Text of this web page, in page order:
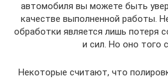
автомобиля вы можете быть
качестве выполненной работы.
обработки является лишь потеря
и сил. Но оно того
Некоторые считают, что